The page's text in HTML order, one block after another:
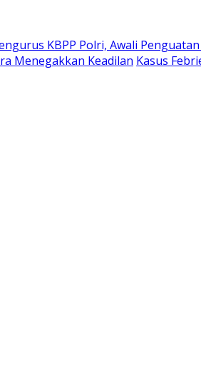
KBPP Polri, Awali
Menegakkan Keadilan Kasus